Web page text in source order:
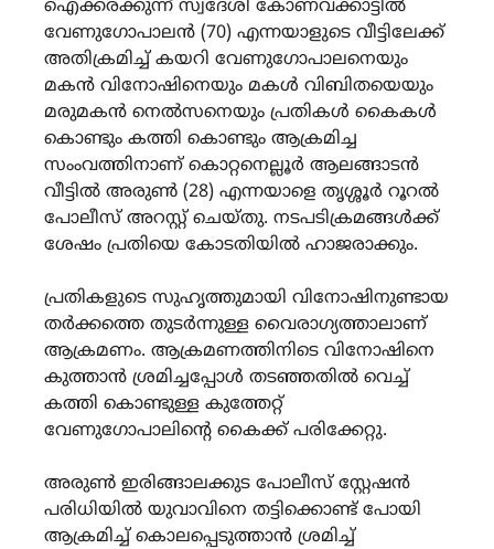
ഐക്കരക്കുന്ന് സ്വദേശി കോണവക്കാട്ടിൽ
വേണുഗോപാലൻ (70) എന്നയാളുടെ വീട്ടിലേക്ക്
അതിക്രമിച്ച് കയറി വേണുഗോപാലനെയും
മകൻ വിനോഷിനെയും മകൾ വിബിതയെയും
മരുമകൻ നെൽസനെയും പ്രതികൾ കൈകൾ
കൊണ്ടും കത്തി കൊണ്ടും ആക്രമിച്ച
സംംവത്തിനാണ് കൊറ്റനെല്ലൂർ ആലങ്ങാടൻ
വീട്ടിൽ അരുൺ (28) എന്നയാളെ തൃശ്ശൂർ റൂറൽ
പോലീസ് അറസ്റ്റ് ചെയ്തു. നടപടിക്രമങ്ങൾക്ക്
ശേഷം പ്രതിയെ കോടതിയിൽ ഹാജരാക്കും.
പ്രതികളുടെ സുഹൃത്തുമായി വിനോഷിനുണ്ടായ
തർക്കത്തെ തുടർന്നുള്ള വൈരാഗ്യത്താലാണ്
ആക്രമണം. ആക്രമണത്തിനിടെ വിനോഷിനെ
കുത്താൻ ശ്രമിച്ചപ്പോൾ തടഞ്ഞതിൽ വെച്ച്
കത്തി കൊണ്ടുള്ള കുത്തേറ്റ്
വേണുഗോപാലിന്റെ കൈക്ക് പരിക്കേറ്റു.
അരുൺ ഇരിങ്ങാലക്കുട പോലീസ് സ്റ്റേഷൻ
പരിധിയിൽ യുവാവിനെ തട്ടിക്കൊണ്ട് പോയി
ആക്രമിച്ച് കൊലപ്പെടുത്താൻ ശ്രമിച്ച്